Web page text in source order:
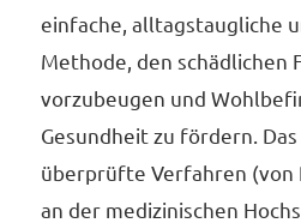
einfache, alltagstaugliche
Methode, den schädlichen
vorzubeugen und
Gesundheit zu fördern.
überprüfte Verfahren (von
an der medizinischen